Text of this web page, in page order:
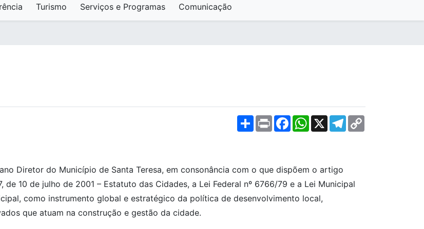
Turismo Serviços e Programas Comunicação
SharePrint FacebookWhatsApp
X Telegram
Diretor do Município de Santa Teresa, em consonância com o que dispõem o artigo
de 10 de julho de 2001 – Estatuto das Cidades, a Lei Federal nº 6766/79 e a Lei Municipal
como instrumento global e estratégico da política de desenvolvimento local,
que atuam na construção e gestão da cidade.